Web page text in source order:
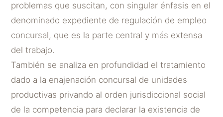
problemas que suscitan, con singular énfasis en el
denominado expediente de regulación de empleo
concursal, que es la parte central y más extensa
del trabajo.
También se analiza en profundidad el tratamiento
dado a la enajenación concursal de unidades
productivas privando al orden jurisdiccional social
de la competencia para declarar la existencia de